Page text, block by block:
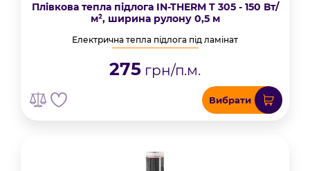
Плівкова тепла підлога IN-THERM T 305 - 150 Вт/
м², ширина рулону 0,5 м
Електрична тепла підлога під ламінат
275 грн/п.м.
Вибрати